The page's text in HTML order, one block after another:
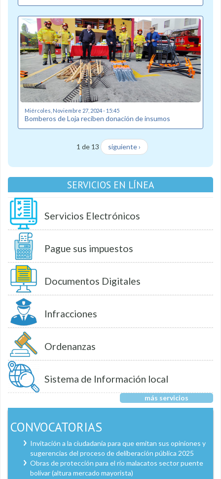
Miércoles, Noviembre 27, 2024 - 15:45
Bomberos de Loja reciben donación de insumos
1 de 13 siguiente ›
SERVICIOS EN LÍNEA
Servicios Electrónicos
Pague sus impuestos
Documentos Digitales
Infracciones
Ordenanzas
Sistema de Información local
más servicios
CONVOCATORIAS
Invitación a la ciudadanía para que emitan sus opiniones y
sugerencias del proceso de deliberación pública 2025
Obras de protección para el río malacatos sector puente
bolívar (altura mercado mayorista)